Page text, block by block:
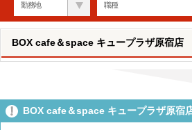
勤務地 職種
BOX cafe＆space キュープラザ原宿店
BOX cafe＆space キュープラザ原宿